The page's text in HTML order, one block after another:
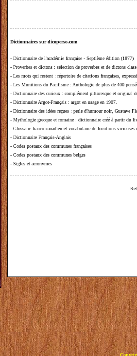
Dictionnaires sur dicoperso.com
- Dictionnaire de l'académie française - Septième édition (1877)
- Proverbes et dictons : sélection de proverbes et de dictons
- Les mots qui restent : répertoire de citations françaises,
- Les Munitions du Pacifisme : Anthologie de plus de 400
- Dictionnaire des curieux : complément pittoresque et original
- Dictionnaire Argot-Français : argot en usage en 1907.
- Dictionnaire des idées reçues : perle d'humour noir, Gustave
- Mythologie grecque et romaine : dictionnaire créé à partir du
- Glossaire franco-canadien et vocabulaire de locutions vicieuses
- Dictionnaire Français-Anglais
- Codes postaux des communes françaises
- Codes postaux des communes belges
- Sigles et acronymes